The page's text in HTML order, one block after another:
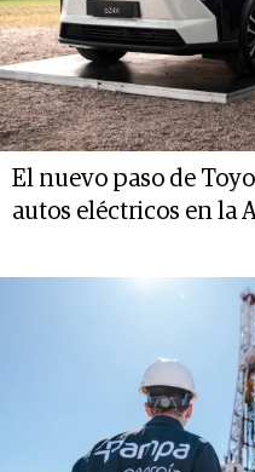
El nuevo paso de
autos eléctricos en la